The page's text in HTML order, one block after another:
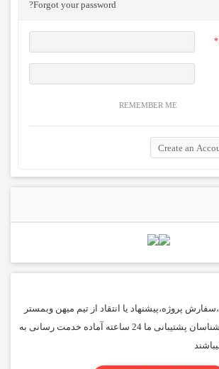
Forgot your password?
*
REMEMBER ME
پروژه،پیشنهاد یا انتقاد از تیم میهن وبمستر
با ما تماس بگیرید.کارشناسان پشتیبانی ما 24 ساعته آماده خدمت رسانی به